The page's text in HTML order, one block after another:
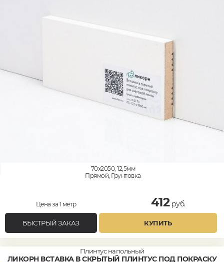
70x2050, 12,5мм
Прямой, Грунтовка
Цена за 1 метр 412руб.
БЫСТРЫЙ ЗАКАЗ КУПИТЬ
Плинтус напольный
ЛИКОРН ВСТАВКА В СКРЫТЫЙ ПЛИНТУС ПОД ПОКРАСКУ